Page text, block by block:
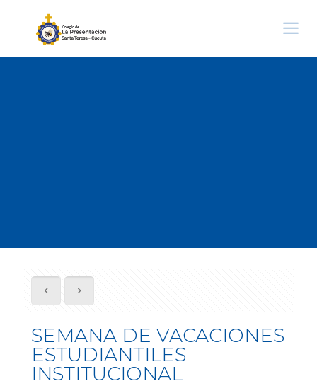
SEMANA DE VACACIONES
ESTUDIANTILES
INSTITUCIONAL